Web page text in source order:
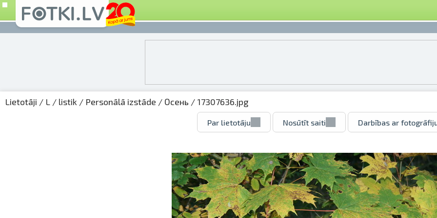
Lietotāji / L / listik / Personālā izstāde / Осень / 17307636.jpg
Par lietotāju Nosūtīt saiti Darbības ar